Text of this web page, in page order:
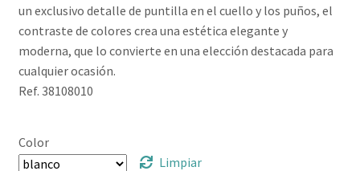
un exclusivo detalle de puntilla en el cuello y los puños, el
contraste de colores crea una estética elegante y
moderna, que lo convierte en una elección destacada para
cualquier ocasión.
Ref. 38108010
Color
Limpiar